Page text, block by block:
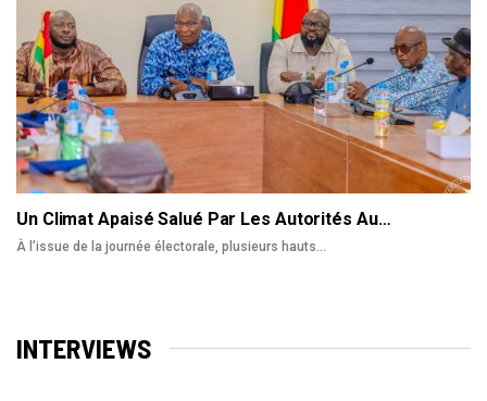
Un Climat Apaisé Salué Par Les Autorités Au…
À l’issue de la journée électorale, plusieurs hauts…
INTERVIEWS